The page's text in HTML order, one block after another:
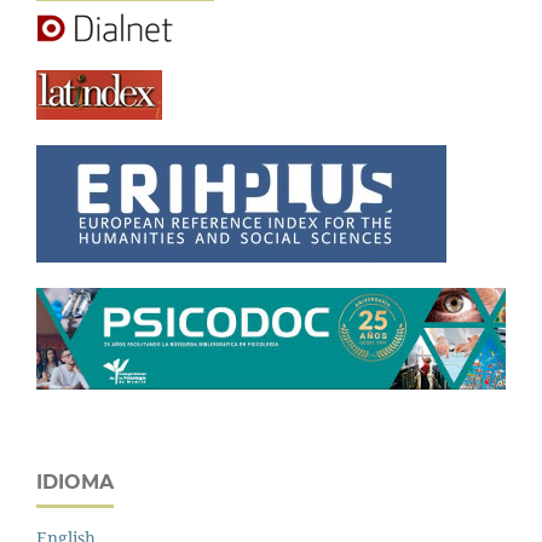
IDIOMA
English